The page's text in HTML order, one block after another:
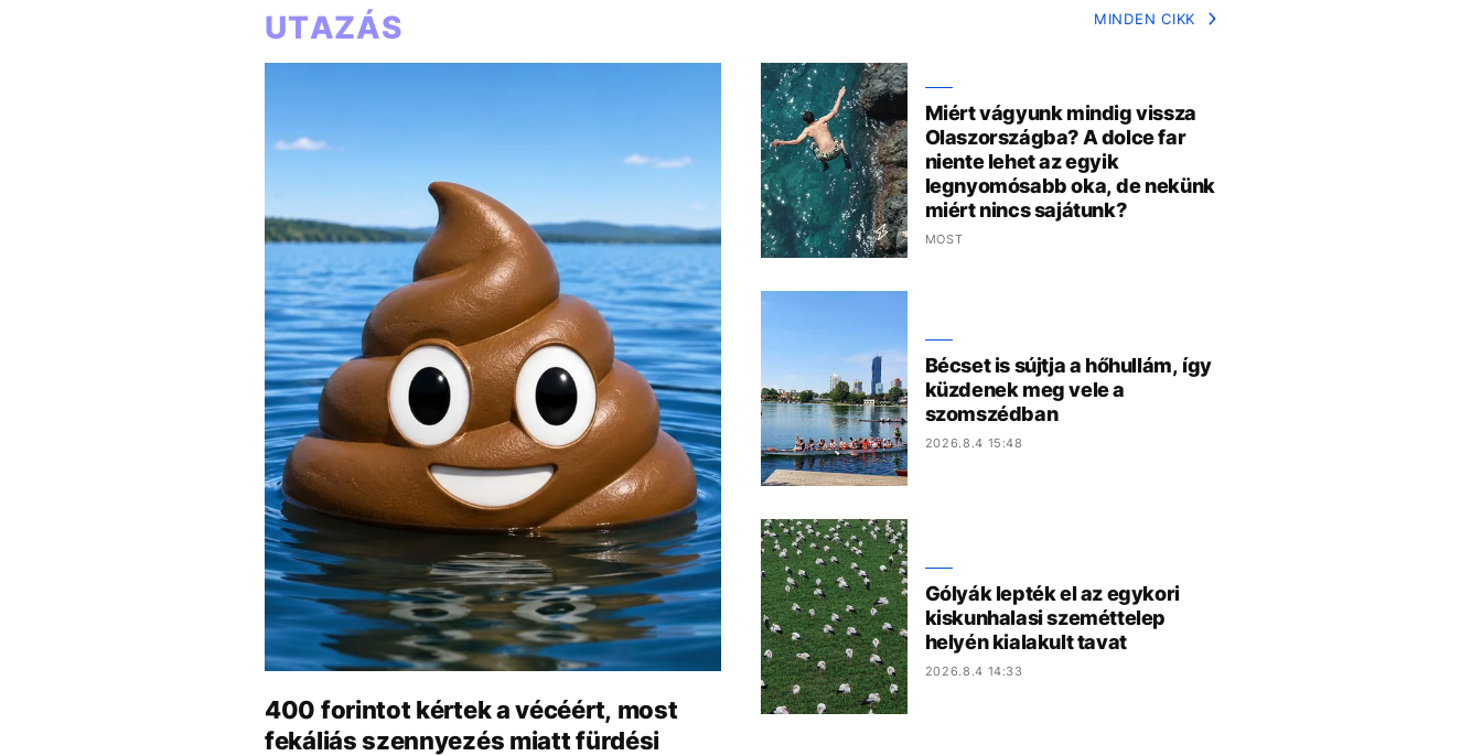
UTAZÁS MINDEN CIKK
400 forintot kértek a vécéért, most
fekáliás szennyezés miatt fürdési
Miért vágyunk mindig vissza
Olaszországba? A dolce far
niente lehet az egyik
legnyomósabb oka, de nekünk
miért nincs sajátunk?
MOST
Bécset is sújtja a hőhullám, így
küzdenek meg vele a
szomszédban
2026.8.4 15:48
Gólyák lepték el az egykori
kiskunhalasi szeméttelep
helyén kialakult tavat
2026.8.4 14:33